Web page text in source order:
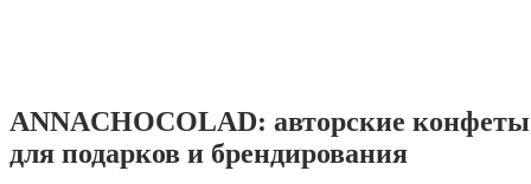
ANNACHOCOLAD: авторские
для подарков и брендирования